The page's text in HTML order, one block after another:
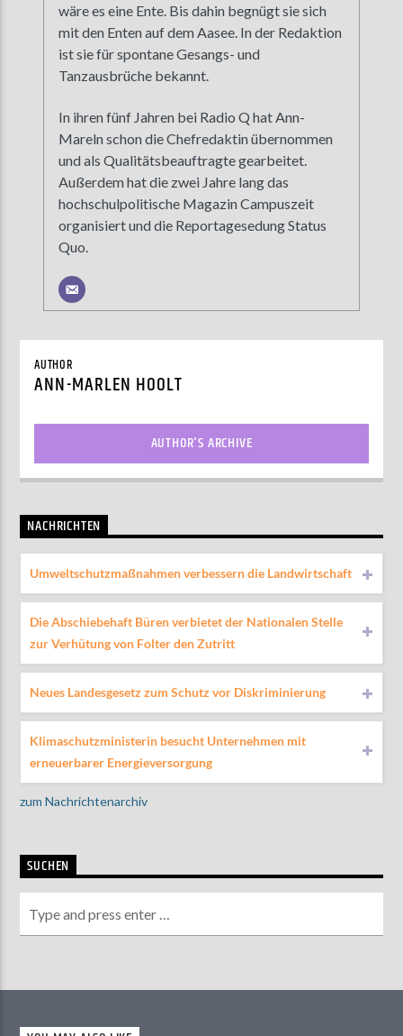
wäre es eine Ente. Bis dahin begnügt sie sich
mit den Enten auf dem Aasee. In der Redaktion
ist sie für spontane Gesangs- und
Tanzausbrüche bekannt.
In ihren fünf Jahren bei Radio Q hat Ann-
Mareln schon die Chefredaktin übernommen
und als Qualitätsbeauftragte gearbeitet.
Außerdem hat die zwei Jahre lang das
hochschulpolitische Magazin Campuszeit
organisiert und die Reportagesedung Status
Quo.
AUTHOR
ANN-MARLEN HOOLT
AUTHOR'S ARCHIVE
NACHRICHTEN
Umweltschutzmaßnahmen verbessern die Landwirtschaft
Die Abschiebehaft Büren verbietet der Nationalen Stelle
zur Verhütung von Folter den Zutritt
Neues Landesgesetz zum Schutz vor Diskriminierung
Klimaschutzministerin besucht Unternehmen mit
erneuerbarer Energieversorgung
zum Nachrichtenarchiv
SUCHEN